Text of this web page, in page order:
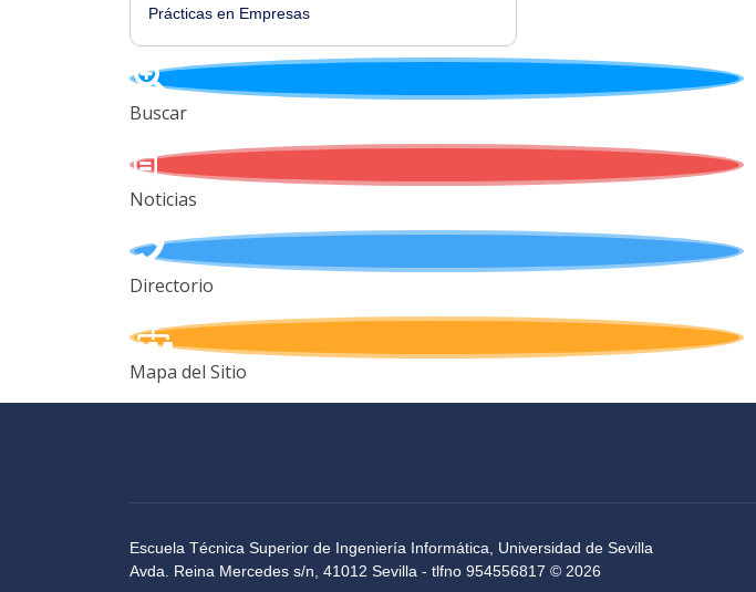
Prácticas en Empresas
Buscar
Noticias
Directorio
Mapa del Sitio
Escuela Técnica Superior de Ingeniería Informática, Universidad de Sevilla
Avda. Reina Mercedes s/n, 41012 Sevilla - tlfno 954556817 © 2026